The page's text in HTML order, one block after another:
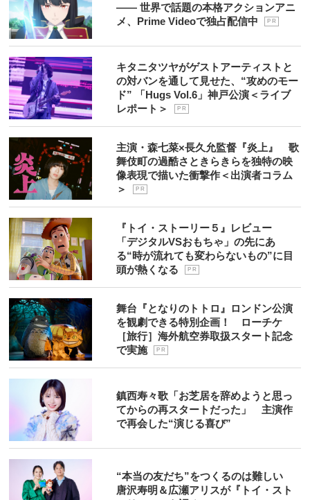
―― 世界で話題の本格アクションアニ
メ、Prime Videoで独占配信中
P R
キタニタツヤがゲストアーティストと
の対バンを通して見せた、“攻めのモー
ド” 「Hugs Vol.6」神戸公演＜ライブ
レポート＞
P R
主演・森七菜×長久允監督『炎上』 歌
舞伎町の過酷さときらきらを独特の映
像表現で描いた衝撃作＜出演者コラム
＞
P R
『トイ・ストーリー５』レビュー
「デジタルVSおもちゃ」の先にあ
る“時が流れても変わらないもの”に目
頭が熱くなる
P R
舞台『となりのトトロ』ロンドン公演
を観劇できる特別企画！ ローチケ
［旅行］海外航空券取扱スタート記念
で実施
P R
鎮西寿々歌「お芝居を辞めようと思っ
てからの再スタートだった」 主演作
で再会した“演じる喜び”
“本当の友だち”をつくるのは難しい
唐沢寿明＆広瀬アリスが『トイ・スト